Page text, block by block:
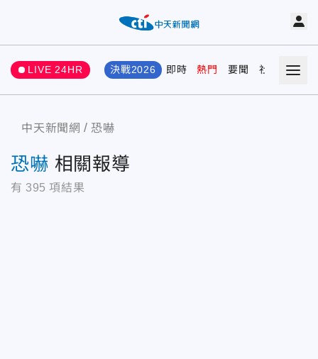
LIVE 24HR 決戰2026 即時 熱門 要聞 社會 娛樂
中天新聞網 恐嚇
恐嚇 相關報導
有 395 項結果